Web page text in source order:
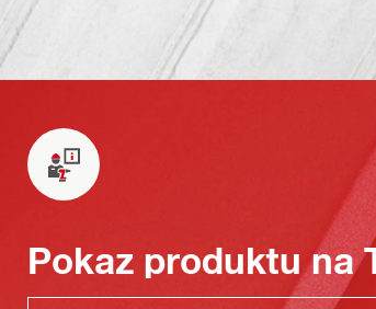
Pokaz produktu na